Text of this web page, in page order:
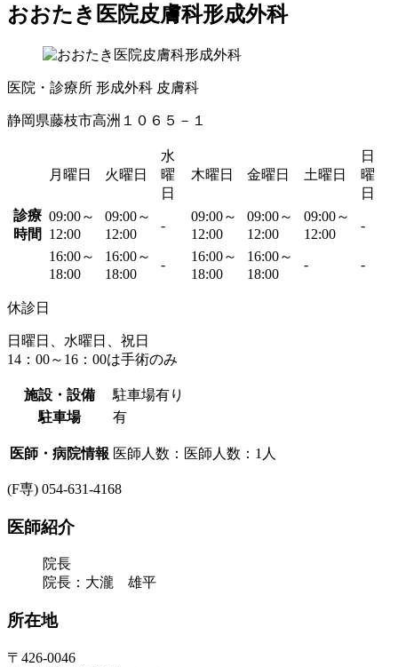
おおたき医院皮膚科形成外科
医院・診療所 形成外科 皮膚科
静岡県藤枝市高洲１０６５－１
月曜日 火曜日
水
曜
日
木曜日 金曜日 土曜日
日
曜
日
診療
時間
09:00～
12:00
09:00～
12:00
-
09:00～
12:00
09:00～
12:00
09:00～
12:00
-
16:00～
18:00
16:00～
18:00
-
16:00～
18:00
16:00～
18:00
- -
休診日
日曜日、水曜日、祝日
14：00～16：00は手術のみ
施設・設備
駐車場有り
駐車場
有
医師・病院情報 医師人数：医師人数：1人
(F専) 054-631-4168
医師紹介
院長
院長：大瀧 雄平
所在地
〒426-0046